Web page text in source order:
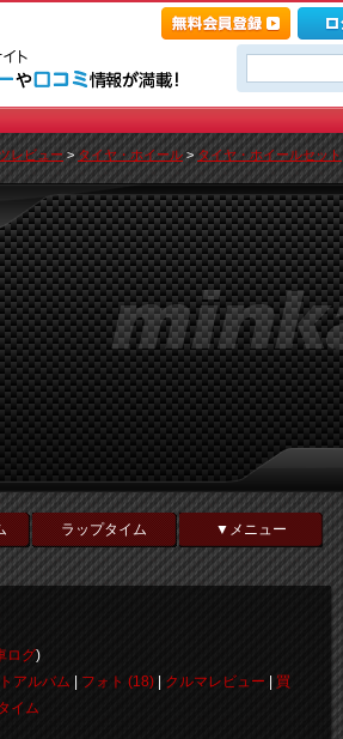
レビュー>タイヤ・ホイール>タイヤ・ホイールセット
ラップタイム ▼メニュー
ログ)
アルバム フォト (18) クルマレビュー
買
イム